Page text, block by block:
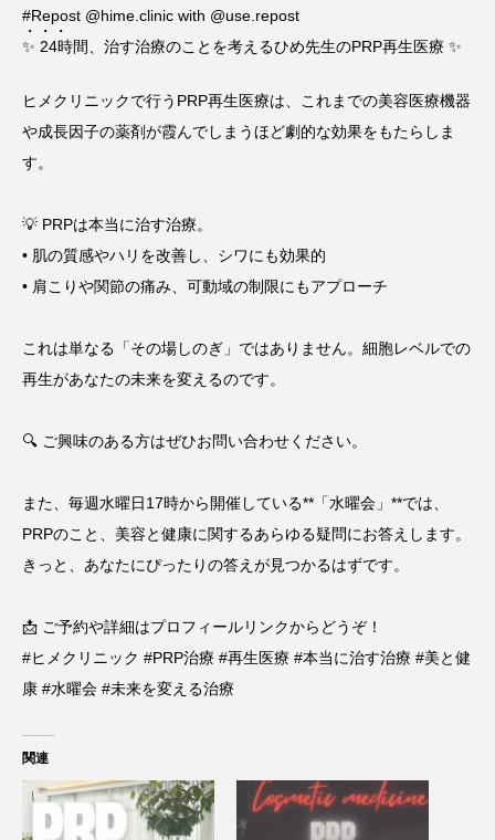
#Repost @hime.clinic with @use.repost
・・・
✨ 24時間、治す治療のことを考えるひめ先生のPRP再生医療 ✨
ヒメクリニックで行うPRP再生医療は、これまでの美容医療機器
や成長因子の薬剤が霞んでしまうほど劇的な効果をもたらしま
す。
💡 PRPは本当に治す治療。
• 肌の質感やハリを改善し、シワにも効果的
• 肩こりや関節の痛み、可動域の制限にもアプローチ
これは単なる「その場しのぎ」ではありません。細胞レベルでの
再生があなたの未来を変えるのです。
🔍 ご興味のある方はぜひお問い合わせください。
また、毎週水曜日17時から開催している**「水曜会」**では、
PRPのこと、美容と健康に関するあらゆる疑問にお答えします。
きっと、あなたにぴったりの答えが見つかるはずです。
📩 ご予約や詳細はプロフィールリンクからどうぞ！
#ヒメクリニック #PRP治療 #再生医療 #本当に治す治療 #美と健
康 #水曜会 #未来を変える治療
関連